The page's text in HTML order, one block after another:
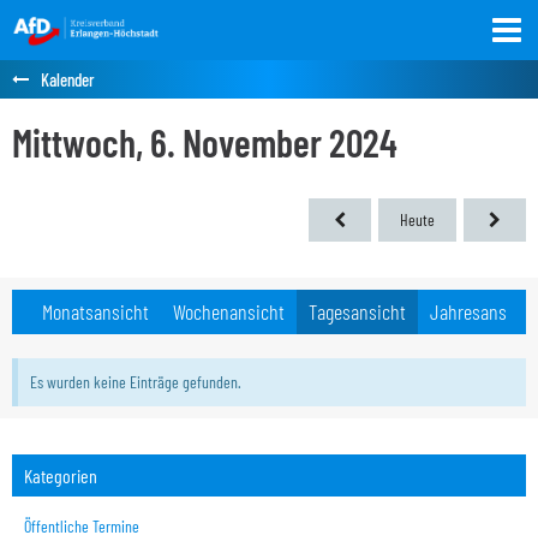
Kalender
Mittwoch, 6. November 2024
Heute
Monatsansicht Wochenansicht Tagesansicht Jahresansicht
Es wurden keine Einträge gefunden.
Kategorien
Öffentliche Termine